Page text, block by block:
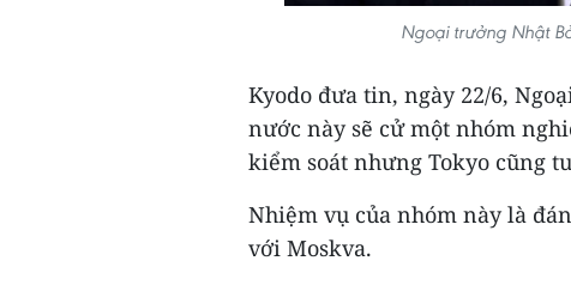
Ngoại trưởng Nhật
Kyodo ​đưa tin, ngày 22/6,
nước này sẽ cử một nhóm
kiểm soát nhưng Tokyo cũng
Nhiệm vụ của nhóm này là
với Moskva.